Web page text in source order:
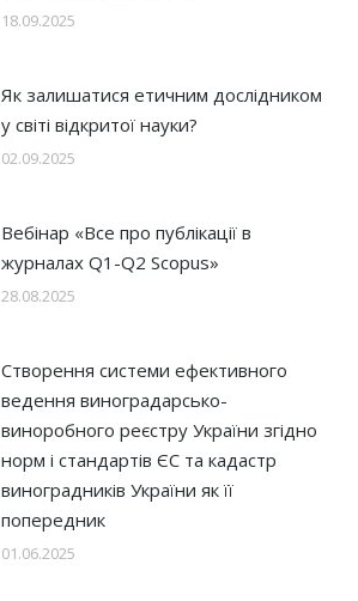
18.09.2025
Як залишатися етичним дослідником
у світі відкритої науки?
02.09.2025
Вебінар «Все про публікації в
журналах Q1-Q2 Scopus»
28.08.2025
Створення системи ефективного
ведення виноградарсько-
виноробного реєстру України згідно
норм і стандартів ЄС та кадастр
виноградників України як її
попередник
01.06.2025